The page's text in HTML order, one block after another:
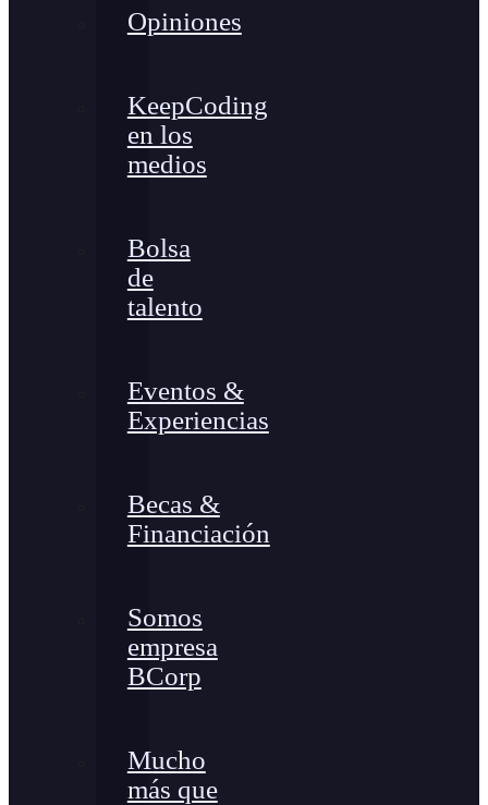
Opiniones
KeepCoding
en los
medios
Bolsa
de
talento
Eventos &
Experiencias
Becas &
Financiación
Somos
empresa
BCorp
Mucho
más que